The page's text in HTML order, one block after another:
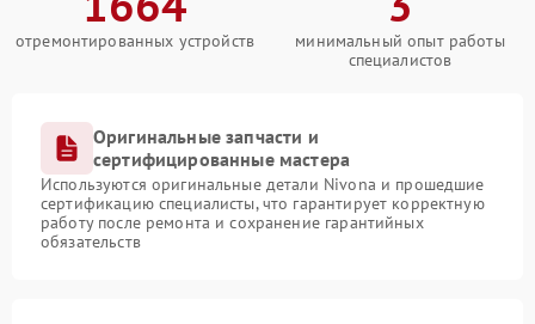
отремонтированных устройств
минимальный опыт работы
специалистов
Оригинальные запчасти и
сертифицированные мастера
Используются оригинальные детали Nivona и прошедшие
сертификацию специалисты, что гарантирует корректную
работу после ремонта и сохранение гарантийных
обязательств